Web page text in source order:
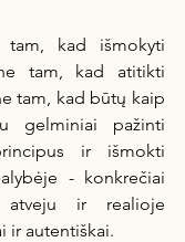
kad išmokyti
tam, kad atitikti
tam, kad būtų kaip
gelminiai pažinti
ir išmokti
- konkrečiai
atveju ir realioje
ir autentiškai.